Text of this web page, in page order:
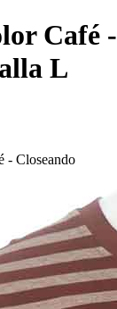
Café -
L
- Closeando